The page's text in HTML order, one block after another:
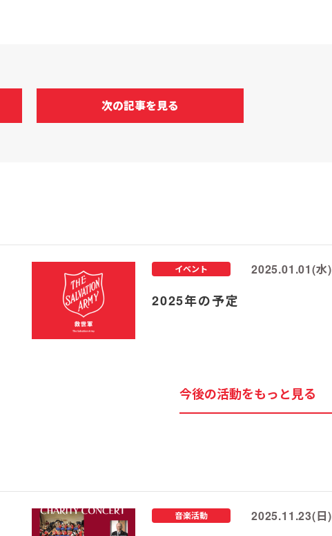
次の記事を見る
2025年の予定
イベント 2025.01.01(水)
今後の活動をもっと見る
音楽活動 2025.11.23(日)